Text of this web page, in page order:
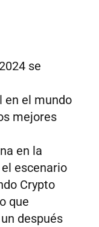
se
en el mundo
mejores
en la
escenario
Crypto
que
después